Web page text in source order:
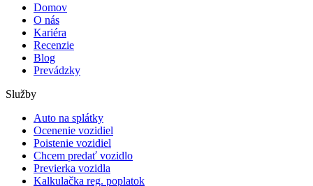
Domov
O nás
Kariéra
Recenzie
Blog
Prevádzky
Služby
Auto na splátky
Ocenenie vozidiel
Poistenie vozidiel
Chcem predať vozidlo
Previerka vozidla
Kalkulačka reg. poplatok